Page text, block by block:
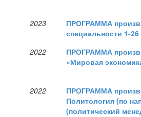
2023
ПРОГРАММА
специальности 1-
2022
ПРОГРАММА
«Мировая
2022
ПРОГРАММА
Политология (по
(политический